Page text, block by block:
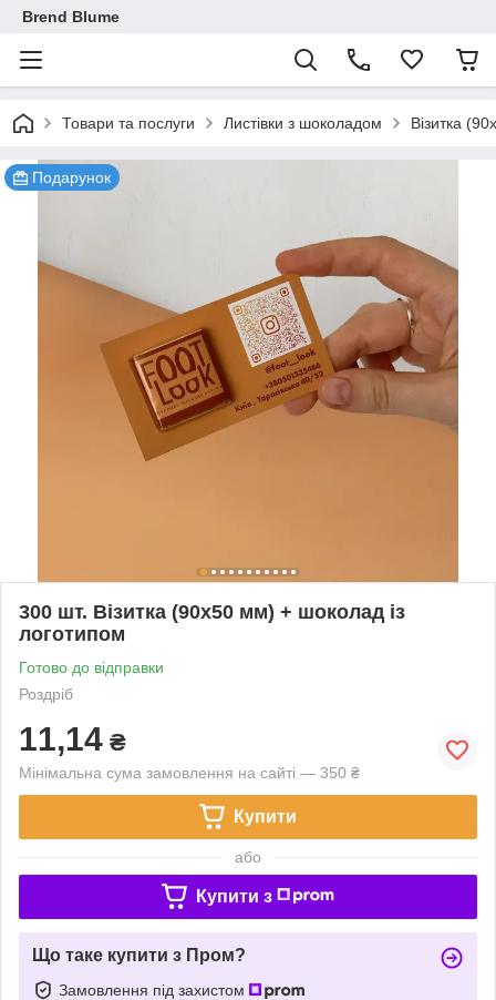
Brend Blume
Товари та послуги Листівки з шоколадом Візитка
Подарунок
300 шт. Візитка (90х50 мм) + шоколад із
логотипом
Готово до відправки
Роздріб
11,14 ₴
Мінімальна сума замовлення на сайті — 350 ₴
Купити
або
Купити з
Що таке купити з Пром?
Замовлення під захистом